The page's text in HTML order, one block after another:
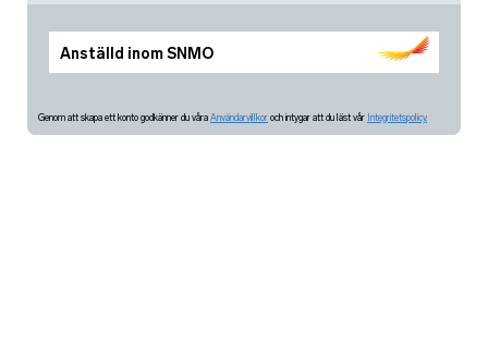
Anställd inom SNMO
Genom att skapa ett konto godkänner du våra Användarvillkor och intygar att du läst vår Integritetspolicy.